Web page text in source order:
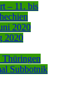
– 11. bis
2020
2020
Thüringen
Subbotnik